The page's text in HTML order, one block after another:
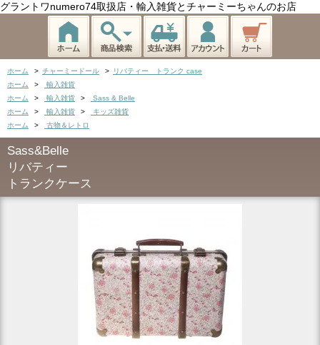
グラントワnumero74取扱店・輸入雑貨とチャーミーちゃんのお店
ホーム > チャーミードール >
リバティー トランク case
ホーム
>
輸入雑貨
ホーム
> 輸入雑貨 >
Sass & Belle
ホーム
> 輸入雑貨 >
キッズ雑貨
ホーム
> 古物＆レトロ
Sass&Belle
リバティー
トランクケース